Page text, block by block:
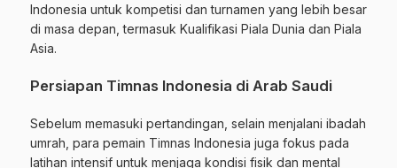
Indonesia untuk kompetisi dan turnamen yang lebih besar
di masa depan, termasuk Kualifikasi Piala Dunia dan Piala
Asia.
Persiapan Timnas Indonesia di Arab Saudi
Sebelum memasuki pertandingan, selain menjalani ibadah
umrah, para pemain Timnas Indonesia juga fokus pada
latihan intensif untuk menjaga kondisi fisik dan mental